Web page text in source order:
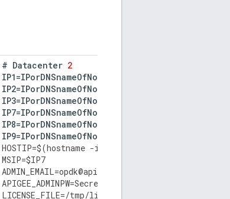
# Datacenter 2
IP1=IPorDNSnameOfNode1
IP2=IPorDNSnameOfNode2
IP3=IPorDNSnameOfNode3
IP7=IPorDNSnameOfNode7
IP8=IPorDNSnameOfNode8
IP9=IPorDNSnameOfNode9
HOSTIP=$(hostname -i
MSIP=$IP7
ADMIN_EMAIL=opdk@apigee
APIGEE_ADMINPW=Secret123
LICENSE_FILE=/tmp/license